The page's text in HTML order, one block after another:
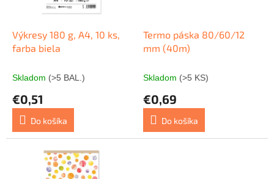
Výkresy 180 g, A4, 10 ks,
farba biela
Skladom (>5 BAL.)
€0,51
Do košíka
Termo páska 80/60/12
mm (40m)
Skladom (>5 KS)
€0,69
Do košíka